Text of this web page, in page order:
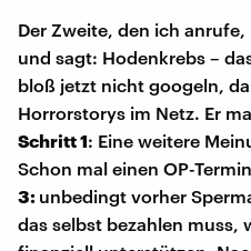
Der Zweite, den ich
und sagt: Hodenkrebs –
bloß jetzt nicht googeln,
Horrorstorys im Netz. Er
Schritt 1: Eine weitere
Schon mal einen OP-
3: unbedingt vorher
das selbst bezahlen muss,